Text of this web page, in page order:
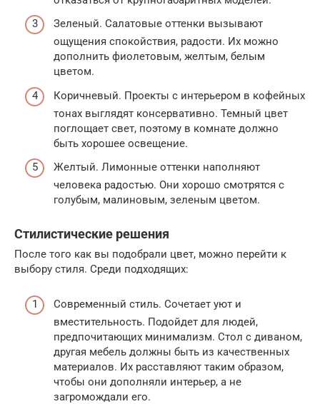
Зеленый. Салатовые оттенки вызывают
ощущения спокойствия, радости. Их можно
дополнить фиолетовым, желтым, белым
цветом.
Коричневый. Проекты с интерьером в кофейных
тонах выглядят консервативно. Темный цвет
поглощает свет, поэтому в комнате должно
быть хорошее освещение.
Желтый. Лимонные оттенки наполняют
человека радостью. Они хорошо смотрятся с
голубым, малиновым, зеленым цветом.
Стилистические решения
После того как вы подобрали цвет, можно перейти к
выбору стиля. Среди подходящих:
Современный стиль. Сочетает уют и
вместительность. Подойдет для людей,
предпочитающих минимализм. Стол с диваном,
другая мебель должны быть из качественных
материалов. Их расставляют таким образом,
чтобы они дополняли интерьер, а не
загромождали его.